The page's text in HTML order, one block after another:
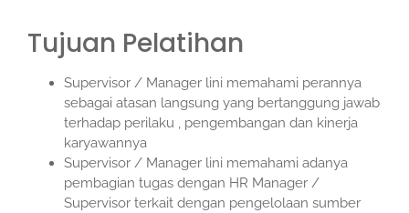
Tujuan Pelatihan
Supervisor / Manager lini memahami perannya
sebagai atasan langsung yang bertanggung jawab
terhadap perilaku , pengembangan dan kinerja
karyawannya
Supervisor / Manager lini memahami adanya
pembagian tugas dengan HR Manager /
Supervisor terkait dengan pengelolaan sumber